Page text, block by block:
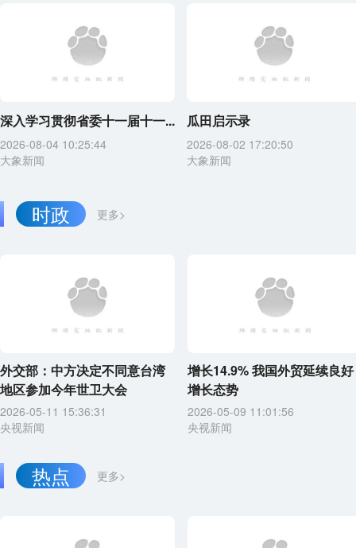
深入学习贯彻省委十一届十一...
2026-08-04 10:25:44
大象新闻
瓜田启示录
2026-08-02 17:20:50
大象新闻
更多>
时政
外交部：中方决定不同意台湾
地区参加今年世卫大会
2026-05-11 15:36:31
央视新闻
增长14.9% 我国外贸延续良好
增长态势
2026-05-09 11:01:56
央视新闻
更多>
热点